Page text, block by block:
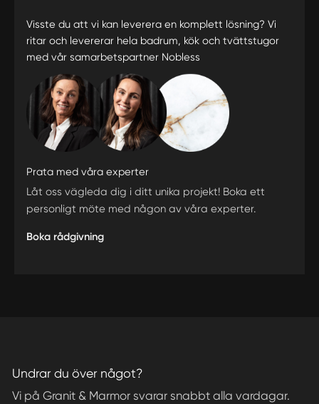
Visste du att vi kan leverera en komplett lösning? Vi
ritar och levererar hela badrum, kök och tvättstugor
med vår samarbetspartner Nobless
Prata med våra experter
Låt oss vägleda dig i ditt unika projekt! Boka ett
personligt möte med någon av våra experter.
Boka rådgivning
Undrar du över något?
Vi på Granit & Marmor svarar snabbt alla vardagar.